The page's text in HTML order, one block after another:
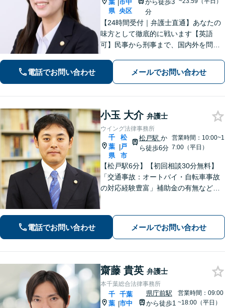
葉
県
市中
央区
から徒歩3
分
【24時間受付｜弁護士直通】あなたの
味方として徹底的に戦います【英語
可】民事から刑事まで、国内外を問わ
タル証拠・資産対応】ソーシャルワー
カー兼司法書士と連携【法テラス・WE
電話でお問い合わせ メールでお問い合わせ
小玉 大介 弁護士
ウイング法律事務所
千
葉
県
|
松
戸
市
松戸駅 か
ら徒歩6分
営業時間：10:00~1
7:00（平日）
【松戸駅6分】【初回相談30分無料】
「交通事故：オートバイ・自転車事故
の対応経験豊富」補助金の有無など、
業詐欺による被害など、複雑な事情を
抱えた借金問題について豊富な解決実
電話でお問い合わせ メールでお問い合わせ
齋藤 貴英 弁護士
本千葉総合法律事務所
千
葉 |
千葉
市中
県庁前駅
から徒歩1
営業時間：09:00
~18:00（平日）